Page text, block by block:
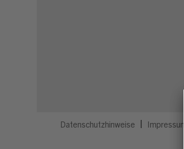
Datenschutzhinweise Impressum